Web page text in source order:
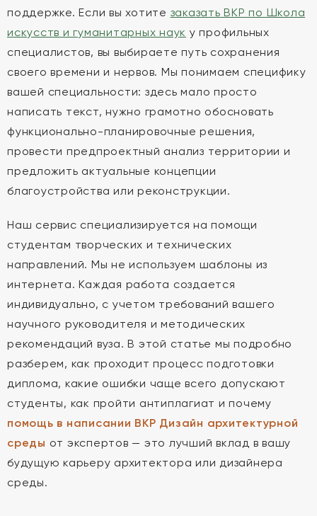
поддержке. Если вы хотите заказать ВКР по Школа
искусств и гуманитарных наук у профильных
специалистов, вы выбираете путь сохранения
своего времени и нервов. Мы понимаем специфику
вашей специальности: здесь мало просто
написать текст, нужно грамотно обосновать
функционально-планировочные решения,
провести предпроектный анализ территории и
предложить актуальные концепции
благоустройства или реконструкции.
Наш сервис специализируется на помощи
студентам творческих и технических
направлений. Мы не используем шаблоны из
интернета. Каждая работа создается
индивидуально, с учетом требований вашего
научного руководителя и методических
рекомендаций вуза. В этой статье мы подробно
разберем, как проходит процесс подготовки
диплома, какие ошибки чаще всего допускают
студенты, как пройти антиплагиат и почему
помощь в написании ВКР Дизайн архитектурной
среды от экспертов — это лучший вклад в вашу
будущую карьеру архитектора или дизайнера
среды.